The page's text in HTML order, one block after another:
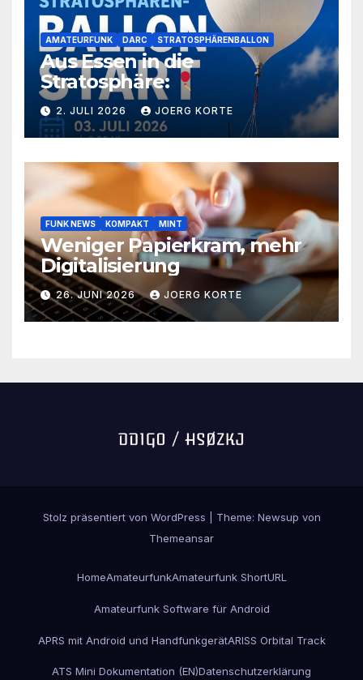
AMATEURFUNK DARC STRATOSPHÄRENBALLON
Aus Essen in die
Stratosphäre:
2. JULI 2026 JOERG KORTE
FUNK NEWS KOMPAKT MINT
Weniger Papierkram, mehr
Digitalisierung
26. JUNI 2026 JOERG KORTE
Stolz präsentiert von WordPress Theme: Newsup von
Themeansar
HomeAmateurfunkAmateurfunk ShortURL
Amateurfunk Software für Android
APRS mit Android und HandfunkgerätARISS Orbital Track
ATS Mini Dokumentation (EN)Datenschutzerklärung